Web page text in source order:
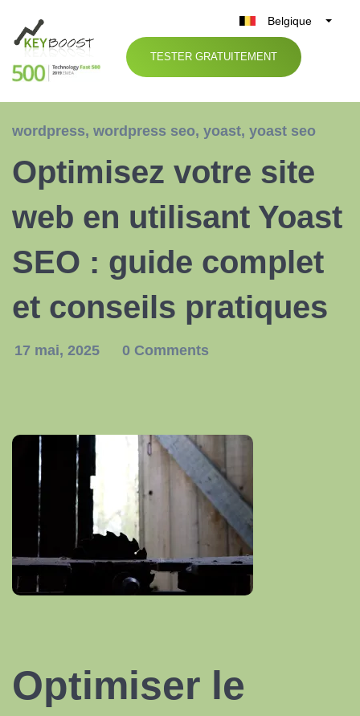
Belgique
België
Nederland
España
TESTER GRATUITEMENT
wordpress, wordpress seo, yoast, yoast seo
Optimisez votre site
web en utilisant Yoast
SEO : guide complet
et conseils pratiques
17 mai, 2025 0 Comments
Optimiser le